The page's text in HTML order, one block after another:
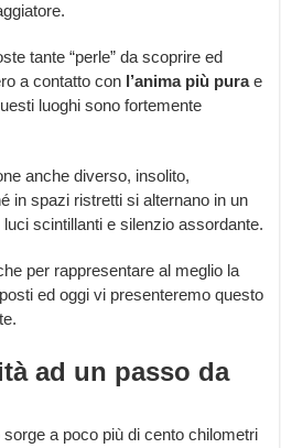
tante “perle” da scoprire ed
a contatto con l’anima più purae
luoghi sono fortemente
anche diverso, insolito,
in spazi ristretti si alternano in un
scintillanti e silenzio assordante.
per rappresentare al meglio la
ed oggi vi presenteremo questo
ad un passo da
a poco più di cento chilometri